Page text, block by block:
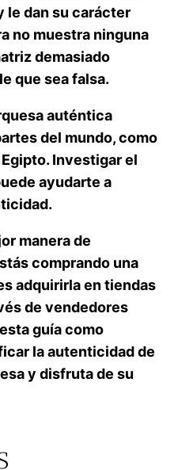
le dan su carácter
no muestra ninguna
demasiado
que sea falsa.
auténtica
del mundo, como
Egipto. Investigar el
ayudarte a
manera de
comprando una
adquirirla en tiendas
de vendedores
guía como
la autenticidad de
y disfruta de su